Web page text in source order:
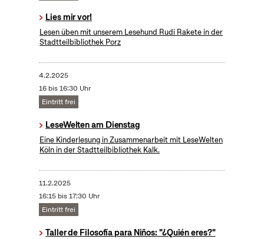
Lies mir vor!
Lesen üben mit unserem Lesehund Rudi Rakete in der
Stadtteilbibliothek Porz
4.2.2025
16 bis 16:30 Uhr
Eintritt frei
LeseWelten am Dienstag
Eine Kinderlesung in Zusammenarbeit mit LeseWelten
Köln in der Stadtteilbibliothek Kalk.
11.2.2025
16:15 bis 17:30 Uhr
Eintritt frei
Taller de Filosofía para Niños: "¿Quién eres?"